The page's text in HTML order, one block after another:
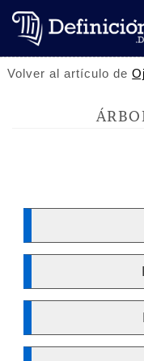
Volver al artículo de